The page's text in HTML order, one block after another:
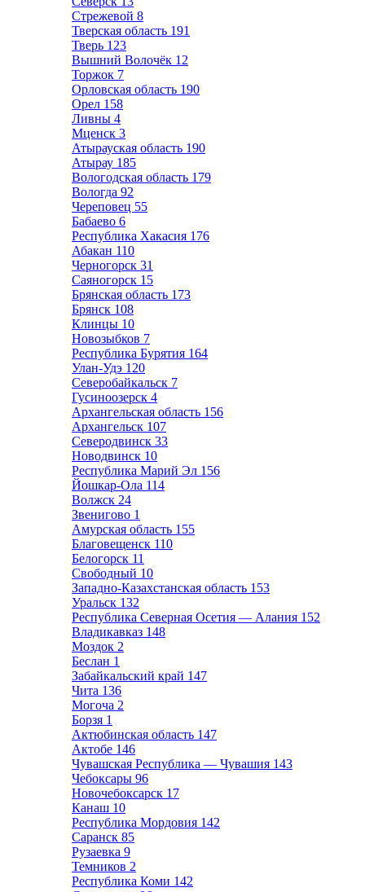
Стрежевой 8
Тверская область 191
Тверь 123
Вышний Волочёк 12
Торжок 7
Орловская область 190
Орел 158
Ливны 4
Мценск 3
Атырауская область 190
Атырау 185
Вологодская область 179
Вологда 92
Череповец 55
Бабаево 6
Республика Хакасия 176
Абакан 110
Черногорск 31
Саяногорск 15
Брянская область 173
Брянск 108
Клинцы 10
Новозыбков 7
Республика Бурятия 164
Улан-Удэ 120
Северобайкальск 7
Гусиноозерск 4
Архангельская область 156
Архангельск 107
Северодвинск 33
Новодвинск 10
Республика Марий Эл 156
Йошкар-Ола 114
Волжск 24
Звенигово 1
Амурская область 155
Благовещенск 110
Белогорск 11
Свободный 10
Западно-Казахстанская область 153
Уральск 132
Республика Северная Осетия — Алания 152
Владикавказ 148
Моздок 2
Беслан 1
Забайкальский край 147
Чита 136
Могоча 2
Борзя 1
Актюбинская область 147
Актобе 146
Чувашская Республика — Чувашия 143
Чебоксары 96
Новочебоксарск 17
Канаш 10
Республика Мордовия 142
Саранск 85
Рузаевка 9
Темников 2
Республика Коми 142